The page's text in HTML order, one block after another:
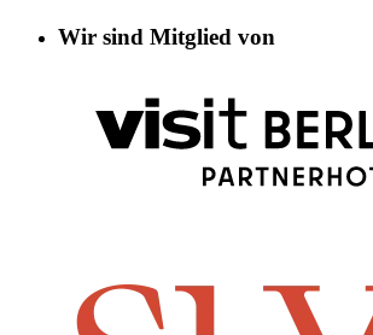
Wir sind Mitglied von